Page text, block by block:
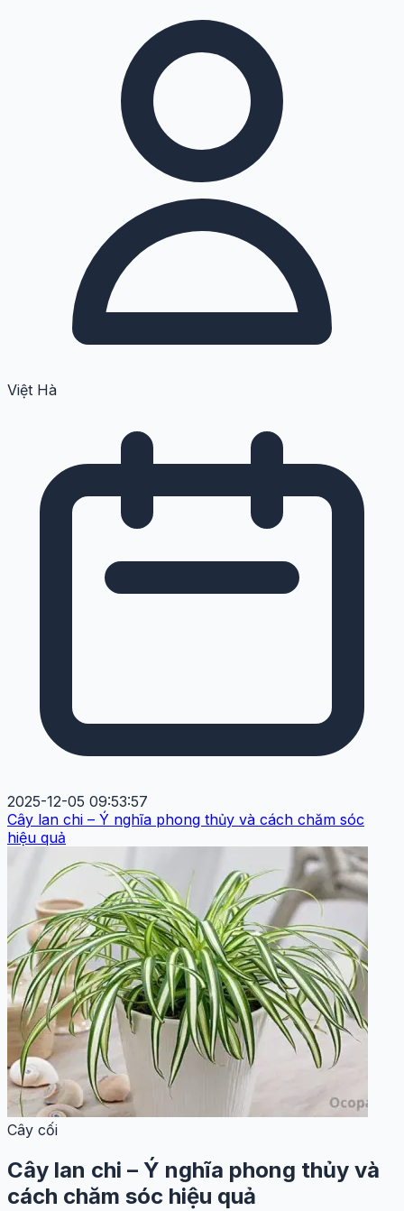
Việt Hà
2025-12-05 09:53:57
Cây lan chi – Ý nghĩa phong thủy và cách chăm sóc
hiệu quả
Cây cối
Cây lan chi – Ý nghĩa phong thủy và
cách chăm sóc hiệu quả